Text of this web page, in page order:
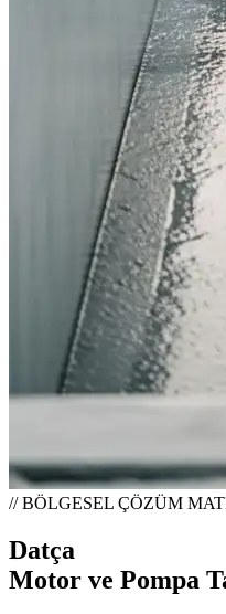
// BÖLGESEL ÇÖZÜM
Datça
Motor ve Pompa